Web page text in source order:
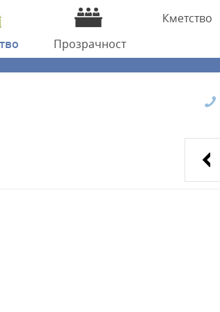
Прозрачност
Кметство